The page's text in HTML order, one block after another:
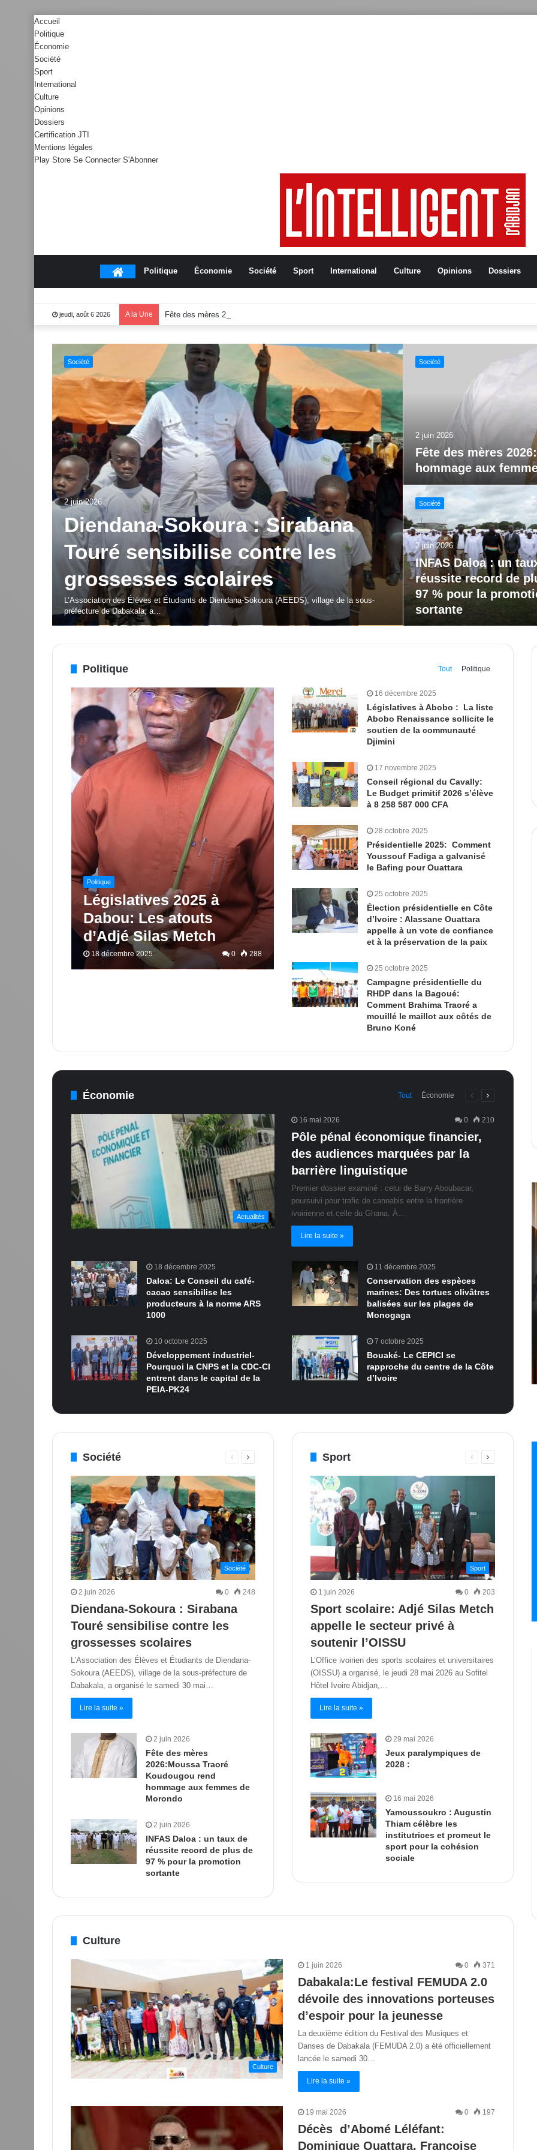
Accueil
Politique
Économie
Société
Sport
International
Culture
Opinions
Dossiers
Certification JTI
Mentions légales
Play Store Se Connecter S'Abonner
AccueilPolitique Économie Société Sport International Culture Opinions Dossiers
jeudi, août 6 2026 A la Une Fête des mères 2026:Moussa Traoré Koudougou rend hommage aux femmes de Morondo
Culture
1 juin 2026
Dabakala:Le festival FEMUDA
2.0 dévoile des innovations
porteuses d’espoir pour la
jeunesse
La deuxième édition du Festival des Musiques et Danses de Dabakala (FEMUDA 2.0) a été…
Sport
29 mai 2026
Jeux paralympiques
Société
20 mai 2026
Bodokro : 30 élèves
célébrés à la
l’Excellence du
moderne
Politique Tout Politique
Politique
Législatives 2025 à
Dabou: Les atouts
d’Adjé Silas Metch
18 décembre 2025 0 288
16 décembre 2025
Législatives à Abobo : La liste
Abobo Renaissance sollicite le
soutien de la communauté
Djimini
17 novembre 2025
Conseil régional du Cavally:
Le Budget primitif 2026 s’élève
à 8 258 587 000 CFA
28 octobre 2025
Présidentielle 2025: Comment
Youssouf Fadiga a galvanisé
le Bafing pour Ouattara
25 octobre 2025
Élection présidentielle en Côte
d’Ivoire : Alassane Ouattara
appelle à un vote de confiance
et à la préservation de la paix
25 octobre 2025
Campagne présidentielle du
RHDP dans la Bagoué:
Comment Brahima Traoré a
mouillé le maillot aux côtés de
Bruno Koné
Économie Tout Économie
PagePage
Actualités
16 mai 2026 0 210
Pôle pénal économique financier,
des audiences marquées par la
barrière linguistique
Premier dossier examiné : celui de Barry Aboubacar,
poursuivi pour trafic de cannabis entre la frontière
ivoirienne et celle du Ghana. À…
Lire la suite »
18 décembre 2025
Daloa: Le Conseil du café-
cacao sensibilise les
producteurs à la norme ARS
1000
11 décembre 2025
Conservation des espèces
marines: Des tortues olivâtres
balisées sur les plages de
Monogaga
10 octobre 2025
Développement industriel-
Pourquoi la CNPS et la CDC-CI
entrent dans le capital de la
PEIA-PK24
7 octobre 2025
Bouaké- Le CEPICI se
rapproche du centre de la Côte
d’Ivoire
Société
PagePage
Société
2 juin 2026 0 248
Diendana-Sokoura : Sirabana
Touré sensibilise contre les
grossesses scolaires
L’Association des Élèves et Étudiants de Diendana-
Sokoura (AEEDS), village de la sous-préfecture de
Dabakala, a organisé le samedi 30 mai…
Lire la suite »
2 juin 2026
Fête des mères
2026:Moussa Traoré
Koudougou rend
hommage aux femmes de
Morondo
2 juin 2026
INFAS Daloa : un taux de
réussite record de plus de
97 % pour la promotion
sortante
Sport
PagePage
Sport
1 juin 2026 0 203
Sport scolaire: Adjé Silas Metch
appelle le secteur privé à
soutenir l’OISSU
L’Office ivoirien des sports scolaires et universitaires
(OISSU) a organisé, le jeudi 28 mai 2026 au Sofitel
Hôtel Ivoire Abidjan,…
Lire la suite »
29 mai 2026
Jeux paralympiques de
2028 :
16 mai 2026
Yamoussoukro : Augustin
Thiam célèbre les
institutrices et promeut le
sport pour la cohésion
sociale
Culture
Culture
1 juin 2026 0 371
Dabakala:Le festival FEMUDA 2.0
dévoile des innovations porteuses
d’espoir pour la jeunesse
La deuxième édition du Festival des Musiques et
Danses de Dabakala (FEMUDA 2.0) a été officiellement
lancée le samedi 30…
Lire la suite »
19 mai 2026 0 197
Décès d’Abomé Léléfant:
Dominique Ouattara, Françoise